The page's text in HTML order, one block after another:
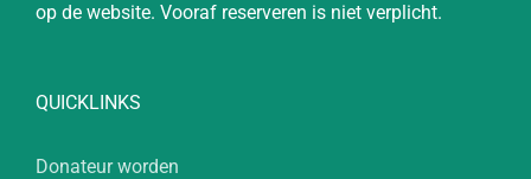
op de website. Vooraf reserveren is niet verplicht.
QUICKLINKS
Donateur worden